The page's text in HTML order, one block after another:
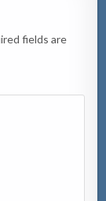
fields are